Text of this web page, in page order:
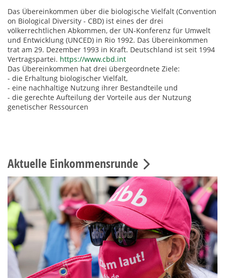
Das Übereinkommen über die biologische Vielfalt (Convention
on Biological Diversity - CBD) ist eines der drei
völkerrechtlichen Abkommen, der UN-Konferenz für Umwelt
und Entwicklung (UNCED) in Rio 1992. Das Übereinkommen
trat am 29. Dezember 1993 in Kraft. Deutschland ist seit 1994
Vertragspartei. https://www.cbd.int
Das Übereinkommen hat drei übergeordnete Ziele:
- die Erhaltung biologischer Vielfalt,
- eine nachhaltige Nutzung ihrer Bestandteile und
- die gerechte Aufteilung der Vorteile aus der Nutzung
genetischer Ressourcen
Aktuelle Einkommensrunde